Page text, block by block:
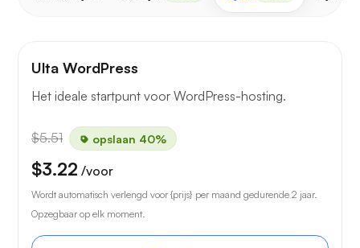
Ulta WordPress
Het ideale startpunt voor WordPress-hosting.
$5.51 opslaan 40%
$3.22 /voor
Wordt automatisch verlengd voor {prijs} per maand gedurende 2 jaar.
Opzegbaar op elk moment.